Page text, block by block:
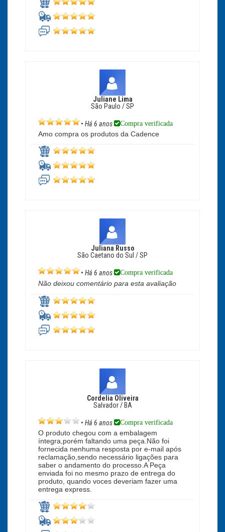
Juliane Lima
São Paulo / SP
• Há 6 anos Compra verificada
Amo compra os produtos da Cadence
Juliana Russo
São Caetano do Sul / SP
• Há 6 anos Compra verificada
Não deixou comentário para esta avaliação
Cordelia Oliveira
Salvador / BA
• Há 6 anos Compra verificada
O produto chegou com a embalagem
íntegra,porém faltando uma peça.Não foi
fornecida nenhuma resposta por e-mail após
reclamação,sendo necessário ligações para
saber o andamento do processo.A Peça
enviada foi no mesmo prazo de entrega do
produto, quando voces deveriam fazer uma
entrega express.